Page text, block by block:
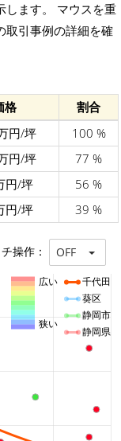
します。 マウスを重
取引事例の詳細を確
格
割合
円/坪
100 %
円/坪
77 %
円/坪
56 %
円/坪 39 %
操作： OFF
千代田
葵区
静岡市
静岡県
広い
狭い